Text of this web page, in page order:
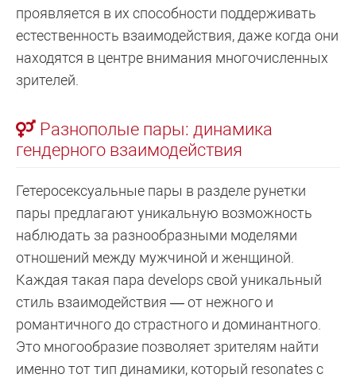
проявляется в их способности поддерживать
естественность взаимодействия, даже когда они
находятся в центре внимания многочисленных
зрителей.
Разнополые пары: динамика
гендерного взаимодействия
Гетеросексуальные пары в разделе рунетки
пары предлагают уникальную возможность
наблюдать за разнообразными моделями
отношений между мужчиной и женщиной.
Каждая такая пара develops свой уникальный
стиль взаимодействия — от нежного и
романтичного до страстного и доминантного.
Это многообразие позволяет зрителям найти
именно тот тип динамики, который resonates с